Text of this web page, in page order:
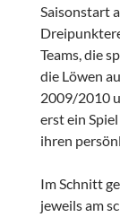
Saisonstart
Teams, die
die Löwen
2009/2010
erst ein
ihren
Im Schnitt
jeweils am